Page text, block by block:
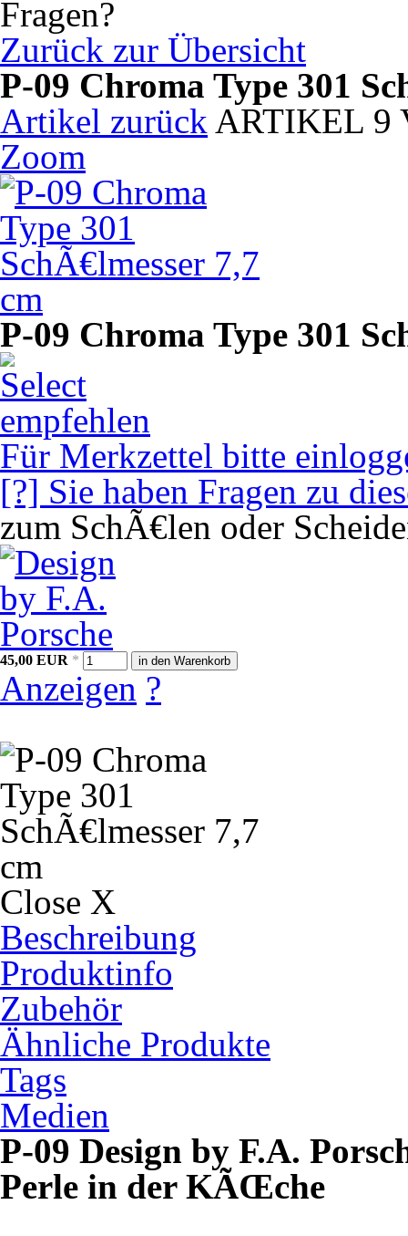
Zurück zur Übersicht
P-09 Chroma Type 301
Artikel zurück ARTIKEL 9
Zoom
P-09 Chroma Type 301
empfehlen
Für Merkzettel bitte
[?] Sie haben Fragen zu
zum SchÃ€len oder
45,00 EUR * in den Warenkorb
Anzeigen ?
Close X
Beschreibung
Produktinfo
Zubehör
Ähnliche Produkte
Tags
Medien
P-09 Design by F.A.
Perle in der KÃŒche